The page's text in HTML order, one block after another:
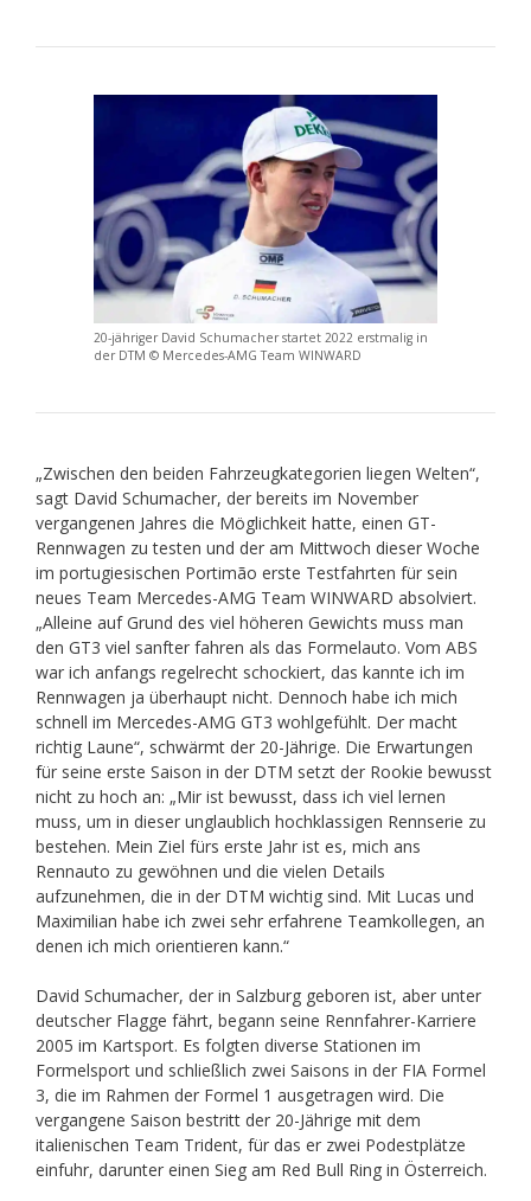
20-jähriger David Schumacher startet 2022 erstmalig in
der DTM © Mercedes-AMG Team WINWARD
„Zwischen den beiden Fahrzeugkategorien liegen Welten“,
sagt David Schumacher, der bereits im November
vergangenen Jahres die Möglichkeit hatte, einen GT-
Rennwagen zu testen und der am Mittwoch dieser Woche
im portugiesischen Portimão erste Testfahrten für sein
neues Team Mercedes-AMG Team WINWARD absolviert.
„Alleine auf Grund des viel höheren Gewichts muss man
den GT3 viel sanfter fahren als das Formelauto. Vom ABS
war ich anfangs regelrecht schockiert, das kannte ich im
Rennwagen ja überhaupt nicht. Dennoch habe ich mich
schnell im Mercedes-AMG GT3 wohlgefühlt. Der macht
richtig Laune“, schwärmt der 20-Jährige. Die Erwartungen
für seine erste Saison in der DTM setzt der Rookie bewusst
nicht zu hoch an: „Mir ist bewusst, dass ich viel lernen
muss, um in dieser unglaublich hochklassigen Rennserie zu
bestehen. Mein Ziel fürs erste Jahr ist es, mich ans
Rennauto zu gewöhnen und die vielen Details
aufzunehmen, die in der DTM wichtig sind. Mit Lucas und
Maximilian habe ich zwei sehr erfahrene Teamkollegen, an
denen ich mich orientieren kann.“
David Schumacher, der in Salzburg geboren ist, aber unter
deutscher Flagge fährt, begann seine Rennfahrer-Karriere
2005 im Kartsport. Es folgten diverse Stationen im
Formelsport und schließlich zwei Saisons in der FIA Formel
3, die im Rahmen der Formel 1 ausgetragen wird. Die
vergangene Saison bestritt der 20-Jährige mit dem
italienischen Team Trident, für das er zwei Podestplätze
einfuhr, darunter einen Sieg am Red Bull Ring in Österreich.